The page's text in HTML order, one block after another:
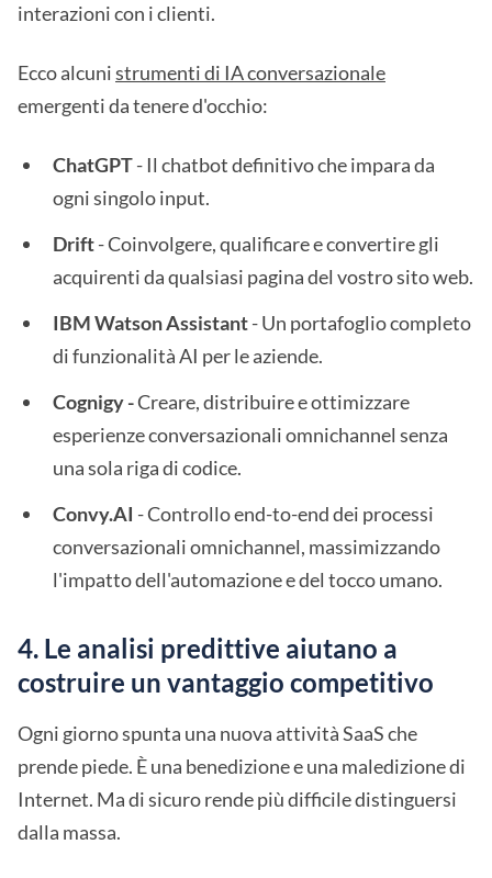
interazioni con i clienti.
Ecco alcunistrumenti di IA conversazionale
emergenti da tenere d'occhio:
ChatGPT- Il chatbot definitivo che impara da
ogni singolo input.
Drift- Coinvolgere, qualificare e convertire gli
acquirenti da qualsiasi pagina del vostro sito web.
IBM Watson Assistant- Un portafoglio completo
di funzionalità AI per le aziende.
Cognigy -Creare, distribuire e ottimizzare
esperienze conversazionali omnichannel senza
una sola riga di codice.
Convy.AI - Controllo end-to-end dei processi
conversazionali omnichannel, massimizzando
l'impatto dell'automazione e del tocco umano.
4. Le analisi predittive aiutano a
costruire un vantaggio competitivo
Ogni giorno spunta una nuova attività SaaS che
prende piede. È una benedizione e una maledizione di
Internet. Ma di sicuro rende più difficile distinguersi
dalla massa.